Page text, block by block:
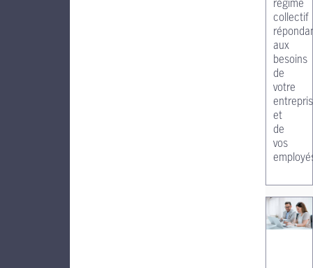
collectif
aux
besoins
de
votre
et
de
vos